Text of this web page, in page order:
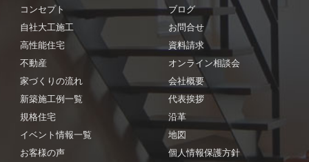
コンセプト
自社大工施工
高性能住宅
不動産
家づくりの流れ
新築施工例一覧
規格住宅
イベント情報一覧
お客様の声
ブログ
お問合せ
資料請求
オンライン相談会
会社概要
代表挨拶
沿革
地図
個人情報保護方針